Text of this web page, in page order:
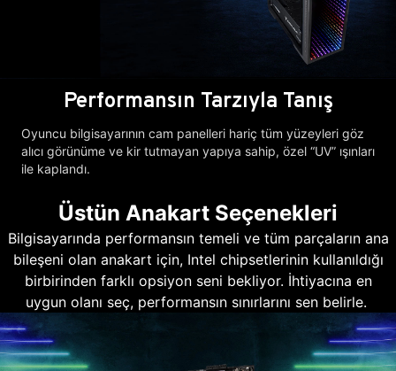
Performansın Tarzıyla Tanış
Oyuncu bilgisayarının cam panelleri hariç tüm yüzeyleri göz
alıcı görünüme ve kir tutmayan yapıya sahip, özel “UV” ışınları
ile kaplandı.
Üstün Anakart Seçenekleri
Bilgisayarında performansın temeli ve tüm parçaların ana
bileşeni olan anakart için, Intel chipsetlerinin kullanıldığı
birbirinden farklı opsiyon seni bekliyor. İhtiyacına en
uygun olanı seç, performansın sınırlarını sen belirle.